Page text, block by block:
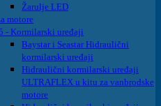
Žarulje LED
motore
- Kormilarski uređaji
Baystar i Seastar Hidraulični
kormilarski uređaji
Hidraulični kormilarski uređaji
ULTRAFLEX u kitu za vanbrodske
motore